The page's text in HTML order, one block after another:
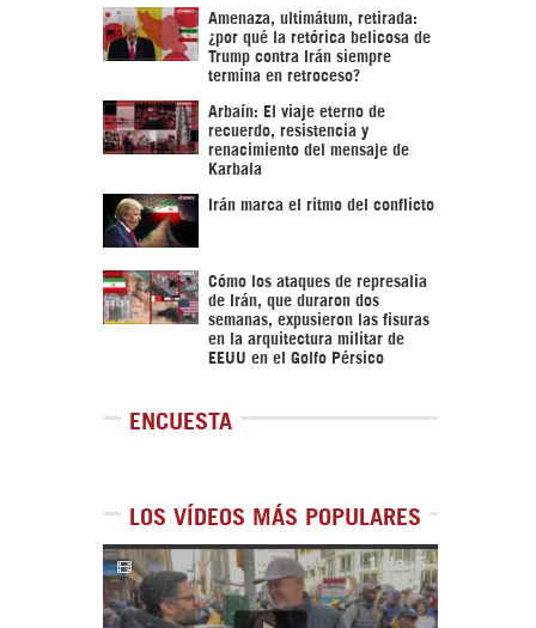
Amenaza, ultimátum, retirada:
¿por qué la retórica belicosa de
Trump contra Irán siempre
termina en retroceso?
Arbaín: El viaje eterno de
recuerdo, resistencia y
renacimiento del mensaje de
Karbala
Irán marca el ritmo del conflicto
Cómo los ataques de represalia
de Irán, que duraron dos
semanas, expusieron las fisuras
en la arquitectura militar de
EEUU en el Golfo Pérsico
ENCUESTA
LOS VÍDEOS MÁS POPULARES
1de5